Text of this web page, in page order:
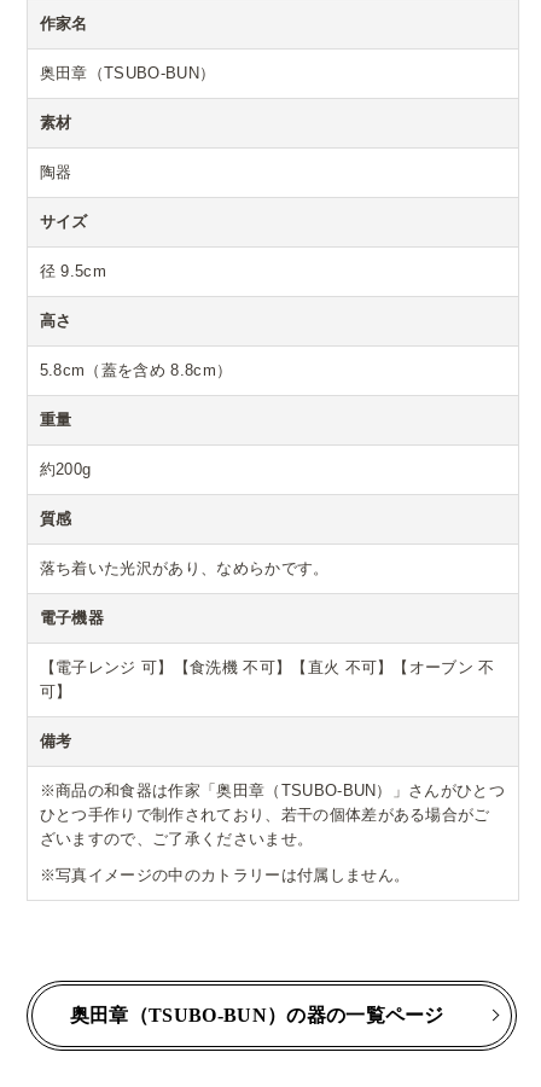
作家名
奥田章（TSUBO-BUN）
素材
陶器
サイズ
径 9.5cm
高さ
5.8cm（蓋を含め 8.8cm）
重量
約200g
質感
落ち着いた光沢があり、なめらかです。
電子機器
【電子レンジ 可】【食洗機 不可】【直火 不可】【オーブン 不
可】
備考
※商品の和食器は作家「奥田章（TSUBO-BUN）」さんがひとつ
ひとつ手作りで制作されており、若干の個体差がある場合がご
ざいますので、ご了承くださいませ。
※写真イメージの中のカトラリーは付属しません。
奥田章（TSUBO-BUN）の器の一覧ページ